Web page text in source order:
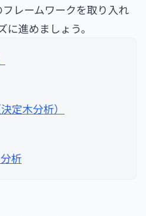
レームワークを取り入れ
進めましょう。
定木分析）
析